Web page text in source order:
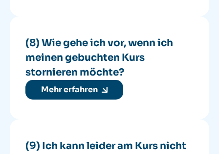
(8) Wie gehe ich vor, wenn ich
meinen gebuchten Kurs
stornieren möchte?
Mehr erfahren
(9) Ich kann leider am Kurs nicht